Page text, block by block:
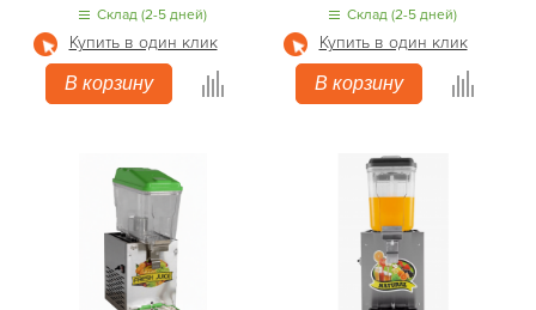
Склад (2-5 дней)
Купить в один клик
В корзину
Склад (2-5 дней)
Купить в один клик
В корзину